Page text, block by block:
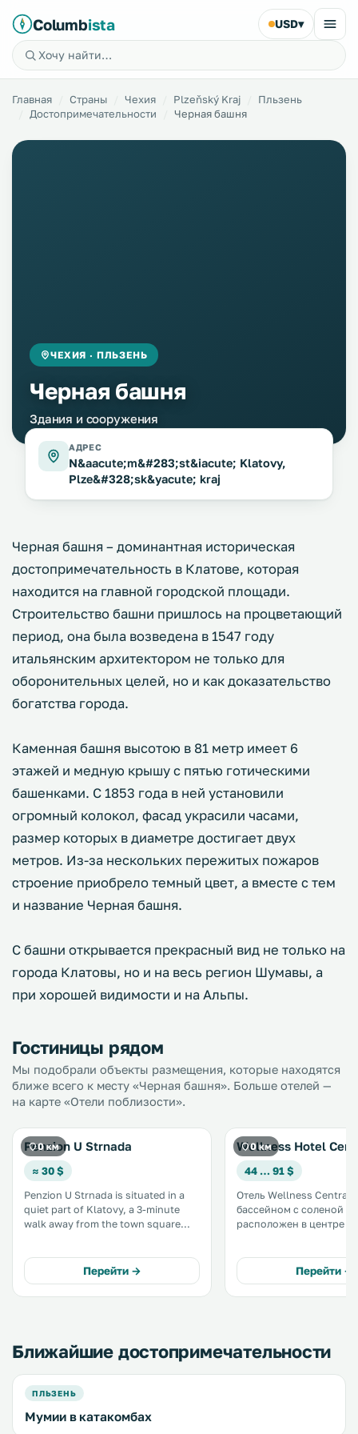
Columbista USD▾
Главная Страны Чехия Plzeňský Kraj
Пльзень
Достопримечательности
Черная башня
ЧЕХИЯ · ПЛЬЗЕНЬ
Черная башня
Здания и сооружения
АДРЕС
N&aacute;m&#283;st&iacute; Klatovy,
Plze&#328;sk&yacute; kraj
Черная башня – доминантная историческая
достопримечательность в Клатове, которая
находится на главной городской площади.
Строительство башни пришлось на процветающий
период, она была возведена в 1547 году
итальянским архитектором не только для
оборонительных целей, но и как доказательство
богатства города.
Каменная башня высотою в 81 метр имеет 6
этажей и медную крышу с пятью готическими
башенками. С 1853 года в ней установили
огромный колокол, фасад украсили часами,
размер которых в диаметре достигает двух
метров. Из-за нескольких пережитых пожаров
строение приобрело темный цвет, а вместе с тем
и название Черная башня.
С башни открывается прекрасный вид не только на
города Клатовы, но и на весь регион Шумавы, а
при хорошей видимости и на Альпы.
Гостиницы рядом
Мы подобрали объекты размещения, которые находятся
ближе всего к месту «Черная башня». Больше отелей —
на карте «Отели поблизости».
0 км
Penzion U Strnada
≈ 30 $
Penzion U Strnada is situated in a
quiet part of Klatovy, a 3-minute
walk away from the town square
of the river, and guests can enjoy a
meal at the restaurant. .
Перейти →
0 км
Wellness Hotel
44 … 91 $
Отель Wellness Central
бассейном с соленой
расположен в центре
просторные номера с
Wi-Fi и телевизором со
спутниковыми
Перейти →
Ближайшие достопримечательности
ПЛЬЗЕНЬ
Мумии в катакомбах